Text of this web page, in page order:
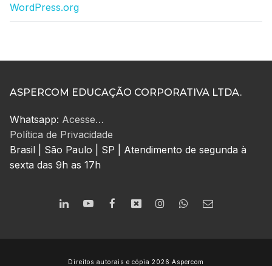
WordPress.org
ASPERCOM EDUCAÇÃO CORPORATIVA LTDA.
Whatsapp: Acesse…
Política de Privacidade
Brasil | São Paulo | SP | Atendimento de segunda à
sexta das 9h as 17h
Direitos autorais e cópia 2026 Aspercom